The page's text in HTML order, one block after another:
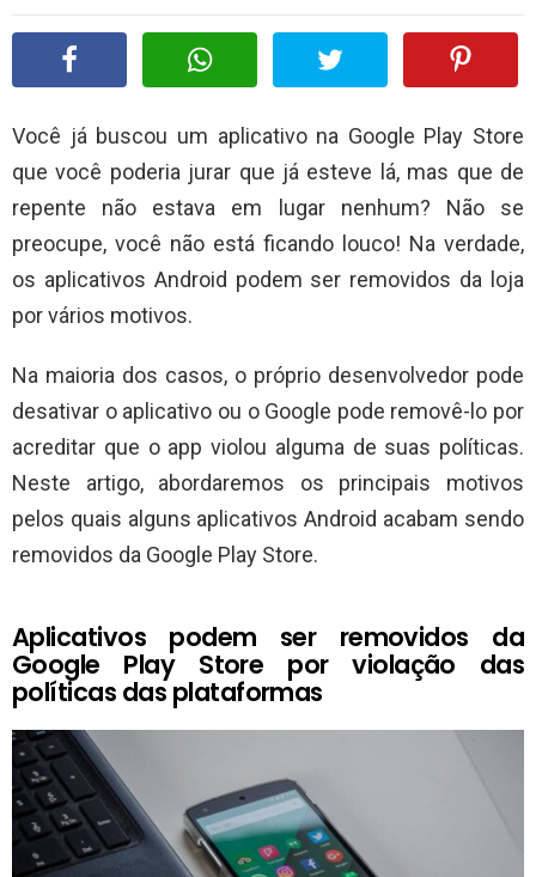
Você já buscou um aplicativo na Google Play Store
que você poderia jurar que já esteve lá, mas que de
repente não estava em lugar nenhum? Não se
preocupe, você não está ficando louco! Na verdade,
os aplicativos Android podem ser removidos da loja
por vários motivos.
Na maioria dos casos, o próprio desenvolvedor pode
desativar o aplicativo ou o Google pode removê-lo por
acreditar que o app violou alguma de suas políticas.
Neste artigo, abordaremos os principais motivos
pelos quais alguns aplicativos Android acabam sendo
removidos da Google Play Store.
Aplicativos podem ser removidos da
Google Play Store por violação das
políticas das plataformas